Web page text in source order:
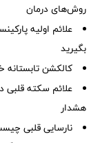
روش‌های درمان
بگیرید
کالکشن تابستانه
علائم سکته قلبی
هشدار